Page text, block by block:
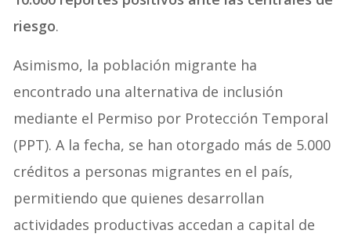
riesgo.
Asimismo, la población migrante ha
encontrado una alternativa de inclusión
mediante el Permiso por Protección Temporal
(PPT). A la fecha, se han otorgado más de 5.000
créditos a personas migrantes en el país,
permitiendo que quienes desarrollan
actividades productivas accedan a capital de